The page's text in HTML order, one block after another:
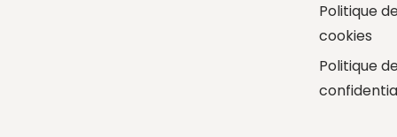
Politique
cookies
Politique